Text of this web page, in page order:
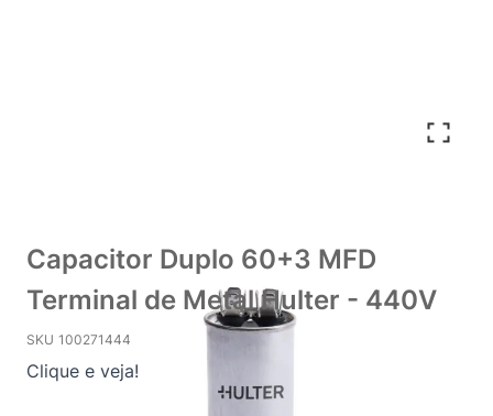
Capacitor Duplo 60+3 MFD
Terminal de Metal Hulter - 440V
SKU 100271444
Clique e veja!